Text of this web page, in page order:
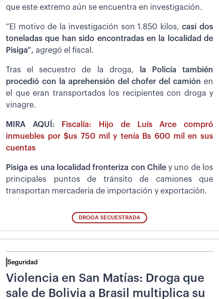
que este extremo aún se encuentra en investigación.
“El motivo de la investigación son 1.850 kilos, casi dos
toneladas que han sido encontradas en la localidad de
Pisiga”, agregó el fiscal.
Tras el secuestro de la droga,
la Policía también
procedió con la aprehensión del chofer del camión en
el que eran transportados los recipientes con droga y
vinagre.
MIRA AQUÍ:
Fiscalía: Hijo de Luis Arce compró
inmuebles por $us 750 mil y tenía Bs 600 mil en sus
cuentas
Pisiga es una localidad fronteriza con Chiley uno de los
principales puntos de tránsito de camiones que
transportan mercadería de importación y exportación.
DROGA SECUESTRADA
Seguridad
Violencia en San Matías: Droga que
sale de Bolivia a Brasil multiplica su